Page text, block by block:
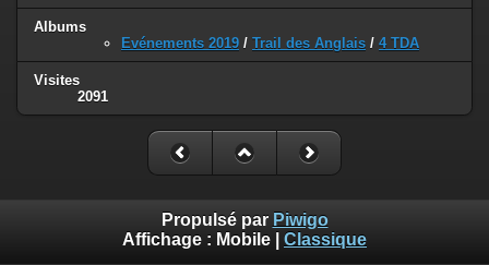
Albums
Evénements 2019 / Trail des Anglais / 4 TDA
Visites
2091
Propulsé par Piwigo
Affichage : Mobile Classique